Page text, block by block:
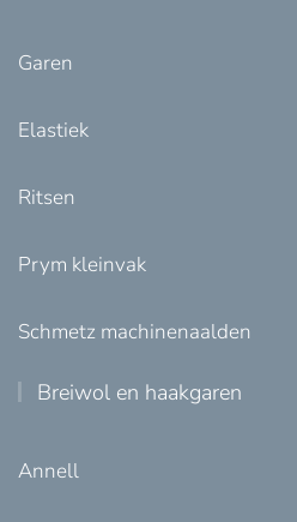
Garen
Elastiek
Ritsen
Prym kleinvak
Schmetz machinenaalden
Breiwol en haakgaren
Annell